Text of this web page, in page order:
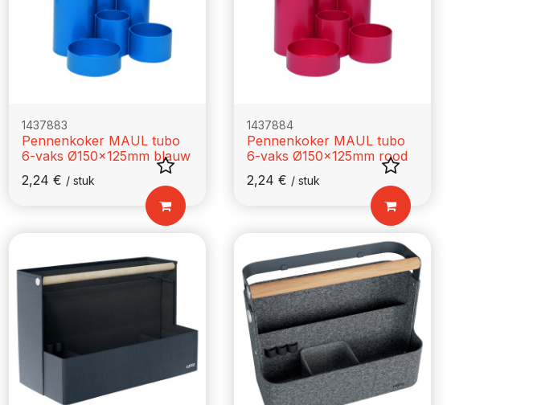
1437883
Pennenkoker MAUL tubo
6-vaks Ø150x125mm blauw
2,24 € / stuk
1437884
Pennenkoker MAUL tubo
6-vaks Ø150x125mm rood
2,24 € / stuk